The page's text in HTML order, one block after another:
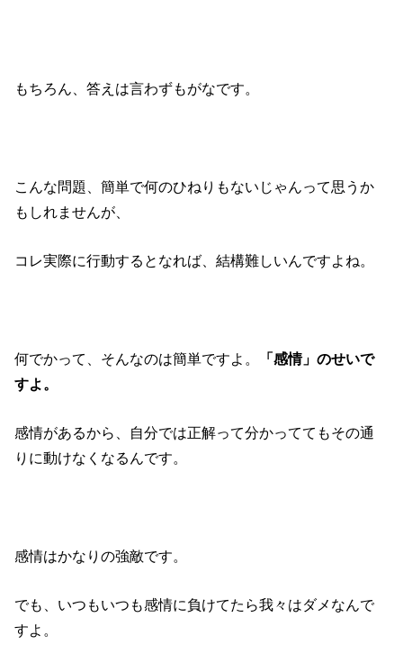
もちろん、答えは言わずもがなです。
こんな問題、簡単で何のひねりもないじゃんって思うか
もしれませんが、
コレ実際に行動するとなれば、結構難しいんですよね。
何でかって、そんなのは簡単ですよ。
「感情」のせいで
すよ。
感情があるから、自分では正解って分かっててもその通
りに動けなくなるんです。
感情はかなりの強敵です。
でも、いつもいつも感情に負けてたら我々はダメなんで
すよ。